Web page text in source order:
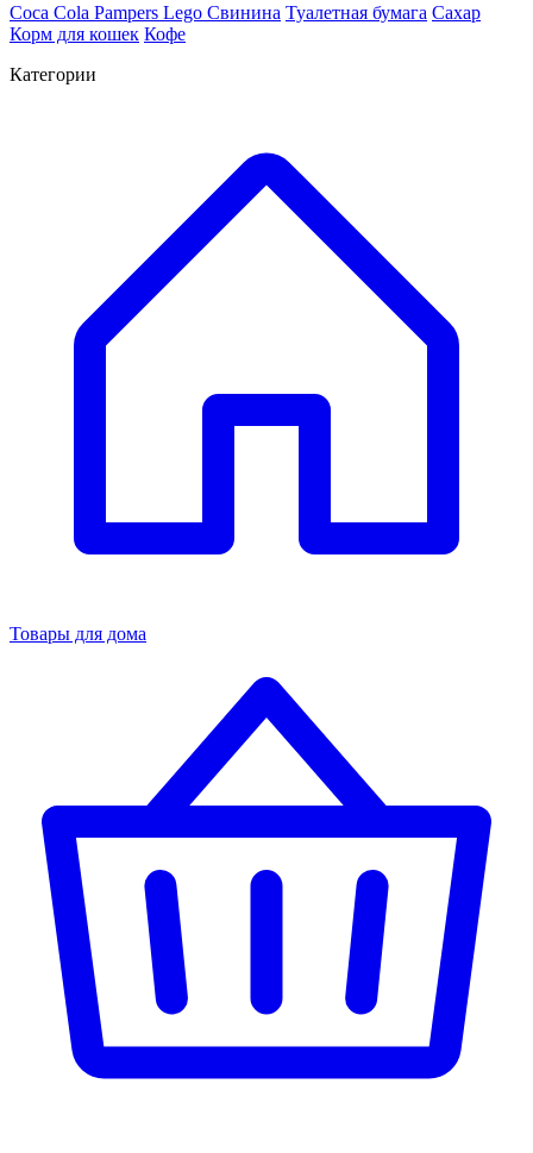
Coca Cola Pampers Lego Cвинина Туалетная бумага Сахар
Корм для кошек Кофе
Категории
Товары для дома